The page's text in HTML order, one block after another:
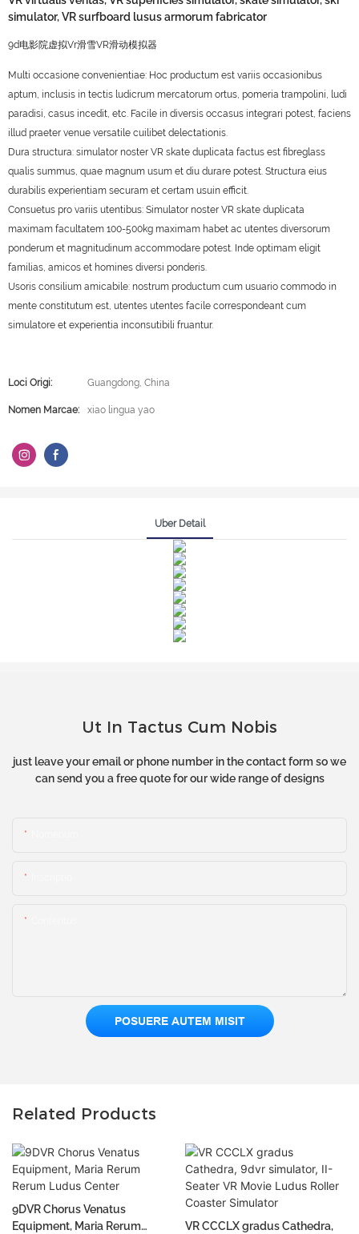
simulator, VR surfboard lusus armorum fabricator
9d电影院虚拟Vr滑雪VR滑动模拟器
Multi occasione convenientiae: Hoc productum est variis occasionibus
aptum, inclusis in tectis ludicrum mercatorum ortus, pomeria trampolini, ludi
paradisi, casus incedit, etc. Facile in diversis occasus integrari potest, faciens
illud praeter venue versatile cuilibet delectationis.
Dura structura: simulator noster VR skate duplicata factus est fibreglass
qualis summus, quae magnum usum et diu durare potest. Structura eius
durabilis experientiam securam et certam usuin efficit.
Consuetus pro variis utentibus: Simulator noster VR skate duplicata
maximam facultatem 100-500kg maximam habet ac utentes diversorum
ponderum et magnitudinum accommodare potest. Inde optimam eligit
familias, amicos et homines diversi ponderis.
Usoris consilium amicabile: nostrum productum cum usuario commodo in
mente constitutum est, utentes utentes facile correspondeant cum
simulatore et experientia inconsutibili fruantur.
Loci Origi: Guangdong, China
Nomen Marcae: xiao lingua yao
Uber Detail
Ut In Tactus Cum Nobis
just leave your email or phone number in the contact form so we
can send you a free quote for our wide range of designs
POSUERE AUTEM MISIT
Related Products
9DVR Chorus Venatus
Equipment, Maria Rerum
VR CCCLX gradus Cathedra,